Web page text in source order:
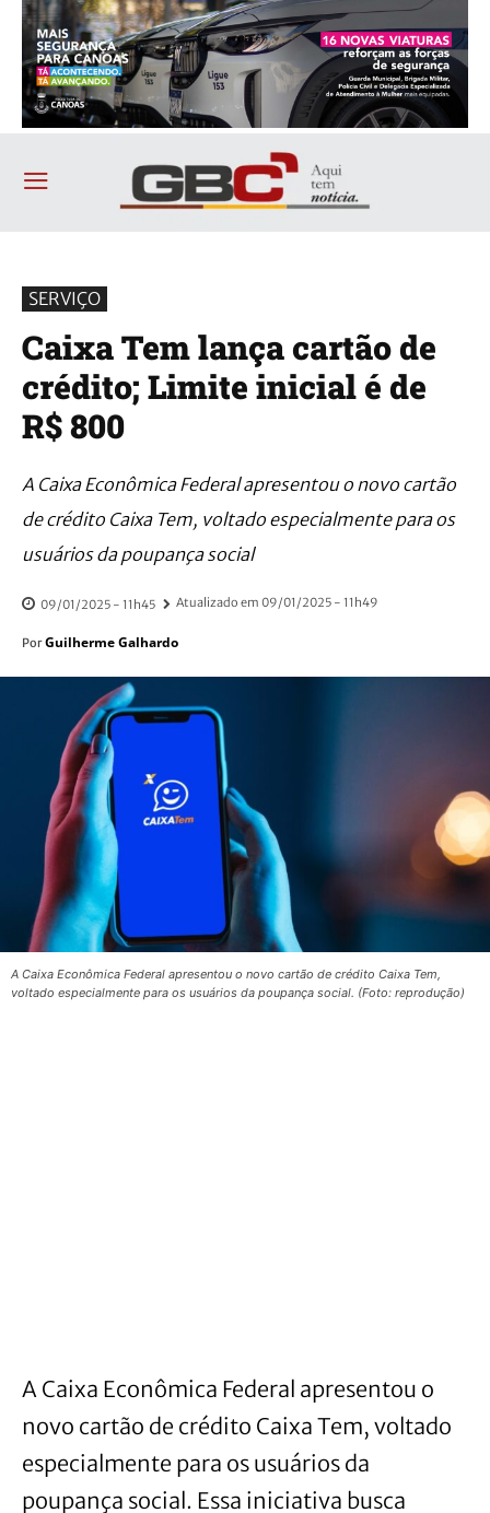
SERVIÇO
Caixa Tem lança cartão de
crédito; Limite inicial é de
R$ 800
A Caixa Econômica Federal apresentou o novo cartão
de crédito Caixa Tem, voltado especialmente para os
usuários da poupança social
09/01/2025 - 11h45 Atualizado em 09/01/2025 - 11h49
Por Guilherme Galhardo
A Caixa Econômica Federal apresentou o novo cartão de crédito Caixa Tem,
voltado especialmente para os usuários da poupança social. (Foto: reprodução)
A Caixa Econômica Federal apresentou o
novo cartão de crédito Caixa Tem, voltado
especialmente para os usuários da
poupança social. Essa iniciativa busca